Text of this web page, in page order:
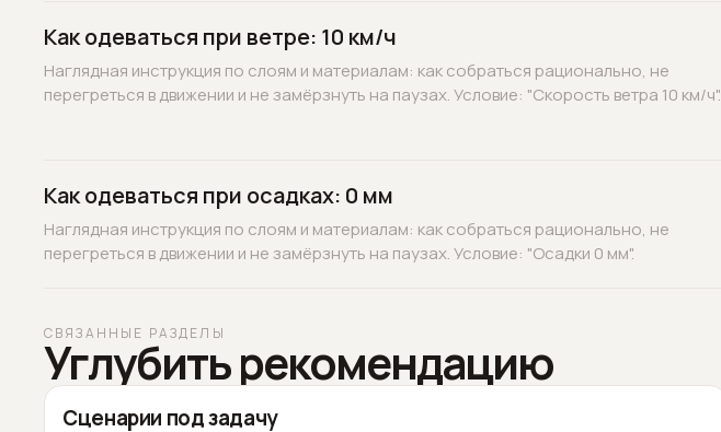
Как одеваться при ветре: 10 км/ч
Наглядная инструкция по слоям и материалам: как собраться рационально, не
перегреться в движении и не замёрзнуть на паузах. Условие: "Скорость ветра 10 км/ч".
Как одеваться при осадках: 0 мм
Наглядная инструкция по слоям и материалам: как собраться рационально, не
перегреться в движении и не замёрзнуть на паузах. Условие: "Осадки 0 мм".
СВЯЗАННЫЕ РАЗДЕЛЫ
Углубить рекомендацию
Сценарии под задачу